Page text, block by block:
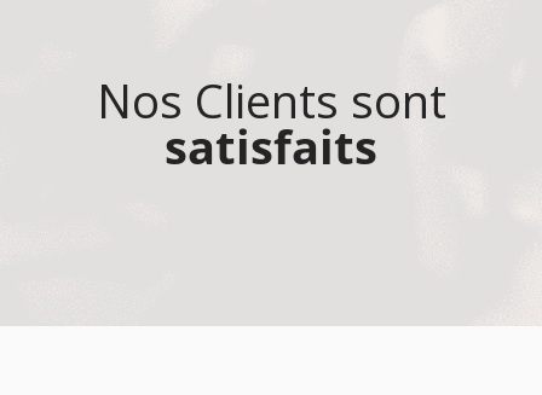
Nos Clients sont
satisfaits